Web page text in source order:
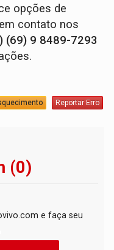
opções de
contato nos
(69) 9 8489-7293
Reportar Erro
(0)
e faça seu